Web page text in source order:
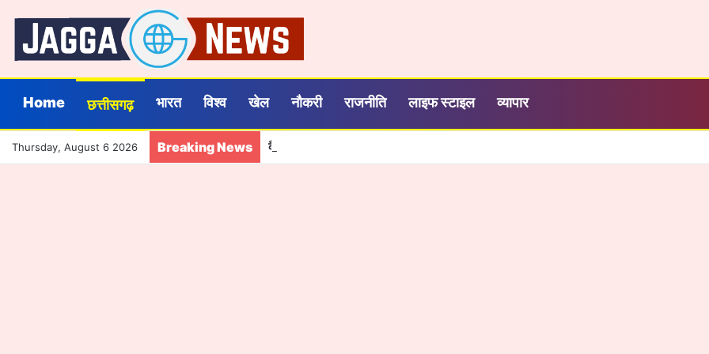
Home छत्तीसगढ़ भारत विश्व खेल नौकरी राजनीति लाइफ स्टाइल व्यापार
Thursday, August 6 2026 Breaking News कैबिनेट का विकास एजेंडा: AI, उद्योग, सड़क और ऊर्जा क्षेत्र में बड़े फैसले